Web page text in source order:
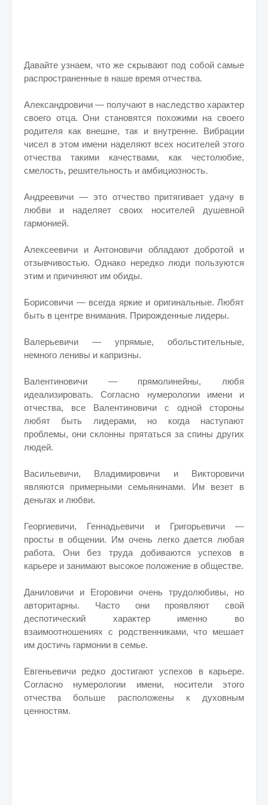
Давайте узнаем, что же скрывают под собой самые
распространенные в наше время отчества.
Александровичи — получают в наследство характер
своего отца. Они становятся похожими на своего
родителя как внешне, так и внутренне. Вибрации
чисел в этом имени наделяют всех носителей этого
отчества такими качествами, как честолюбие,
смелость, решительность и амбициозность.
Андреевичи — это отчество притягивает удачу в
любви и наделяет своих носителей душевной
гармонией.
Алексеевичи и Антоновичи обладают добротой и
отзывчивостью. Однако нередко люди пользуются
этим и причиняют им обиды.
Борисовичи — всегда яркие и оригинальные. Любят
быть в центре внимания. Прирожденные лидеры.
Валерьевичи — упрямые, обольстительные,
немного ленивы и капризны.
Валентиновичи — прямолинейны, любя
идеализировать. Согласно нумерологии имени и
отчества, все Валентиновичи с одной стороны
любят быть лидерами, но когда наступают
проблемы, они склонны прятаться за спины других
людей.
Васильевичи, Владимировичи и Викторовичи
являются примерными семьянинами. Им везет в
деньгах и любви.
Георгиевичи, Геннадьевичи и Григорьевичи —
просты в общении. Им очень легко дается любая
работа. Они без труда добиваются успехов в
карьере и занимают высокое положение в обществе.
Даниловичи и Егоровичи очень трудолюбивы, но
авторитарны. Часто они проявляют свой
деспотический характер именно во
взаимоотношениях с родственниками, что мешает
им достичь гармонии в семье.
Евгеньевичи редко достигают успехов в карьере.
Согласно нумерологии имени, носители этого
отчества больше расположены к духовным
ценностям.